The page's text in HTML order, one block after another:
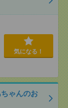
気になる！
ゃんのお